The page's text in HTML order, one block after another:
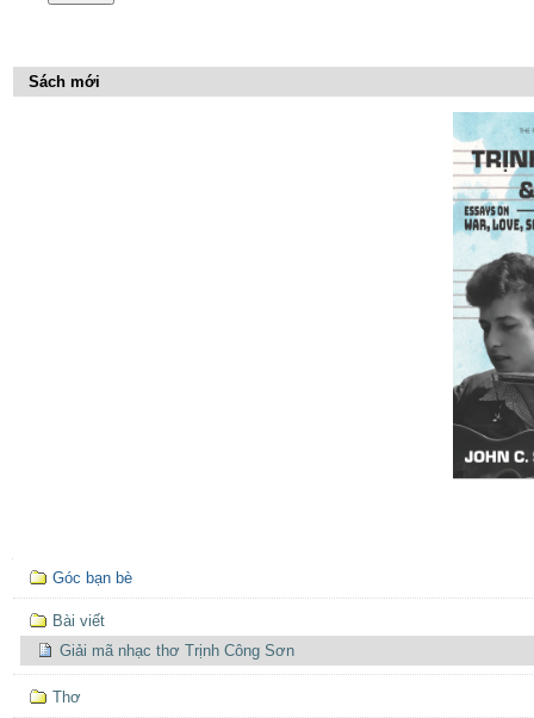
Sách mới
Mục
định
hướng
Góc bạn bè
Bài viết
Giải mã nhạc thơ Trịnh Công Sơn
Thơ